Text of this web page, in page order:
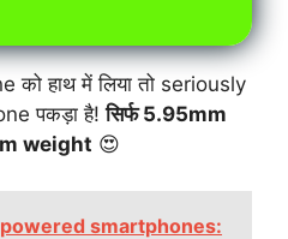
को हाथ में लिया तो seriously
पकड़ा है!सिर्फ 5.95mm
weight 😍
smartphones: